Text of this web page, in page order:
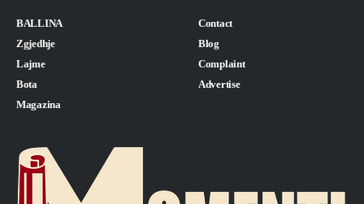
BALLINA
Zgjedhje
Lajme
Bota
Magazina
Contact
Blog
Complaint
Advertise